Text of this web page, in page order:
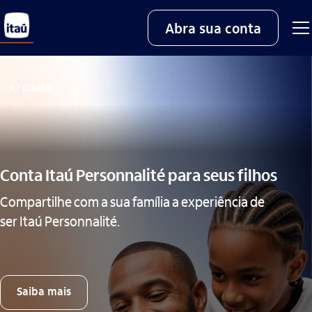
Abra sua conta
Conta Itaú Personnalité para seus filhos
Compartilhe com a sua família a experiência de
ser Itaú Personnalité.
Saiba mais